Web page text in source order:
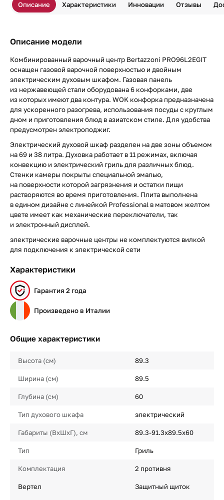
Описание Характеристики Инновации Отзывы
Описание модели
Комбинированный варочный центр Bertazzoni PRO96L2EGIT
оснащен газовой варочной поверхностью и двойным
электрическим духовым шкафом. Газовая панель
из нержавеющей стали оборудована 6 конфорками, две
из которых имеют два контура. WOK конфорка предназначена
для ускоренного разогрева, использования посуды с круглым
дном и приготовления блюд в азиатском стиле. Для удобства
предусмотрен электроподжиг.
Электрический духовой шкаф разделен на две зоны объемом
на 69 и 38 литра. Духовка работает в 11 режимах, включая
конвекцию и электрический гриль для различных блюд.
Стенки камеры покрыты специальной эмалью,
на поверхности которой загрязнения и остатки пищи
растворяются во время приготовления. Плита выполнена
в едином дизайне с линейкой Professional в матовом желтом
цвете имеет как механические переключатели, так
и электронный дисплей.
электрические варочные центры не комплектуются вилкой
для подключения к электрической сети
Характеристики
Гарантия 2 года
Произведено в Италии
Общие характеристики
Высота (см) 89.3
Ширина (см) 89.5
Глубина (см) 60
Тип духового шкафа электрический
Габариты (ВхШхГ), см 89.3-91.3х89.5х60
Тип Гриль
Комплектация 2 противня
Вертел Защитный щиток